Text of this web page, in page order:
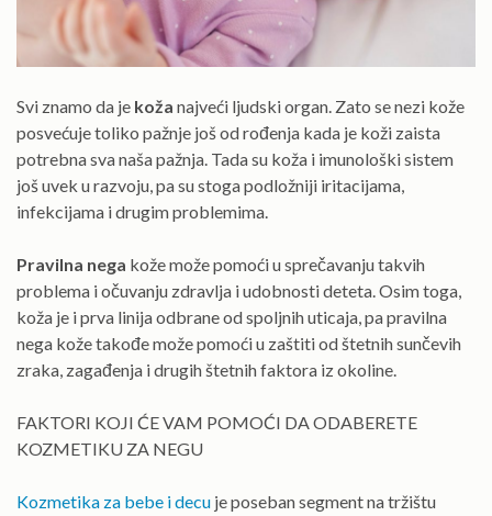
Svi znamo da je koža najveći ljudski organ. Zato se nezi kože
posvećuje toliko pažnje još od rođenja kada je koži zaista
potrebna sva naša pažnja. Tada su koža i imunološki sistem
još uvek u razvoju, pa su stoga podložniji iritacijama,
infekcijama i drugim problemima.
Pravilna nega kože može pomoći u sprečavanju takvih
problema i očuvanju zdravlja i udobnosti deteta. Osim toga,
koža je i prva linija odbrane od spoljnih uticaja, pa pravilna
nega kože takođe može pomoći u zaštiti od štetnih sunčevih
zraka, zagađenja i drugih štetnih faktora iz okoline.
FAKTORI KOJI ĆE VAM POMOĆI DA ODABERETE
KOZMETIKU ZA NEGU
Kozmetika za bebe i decu je poseban segment na tržištu